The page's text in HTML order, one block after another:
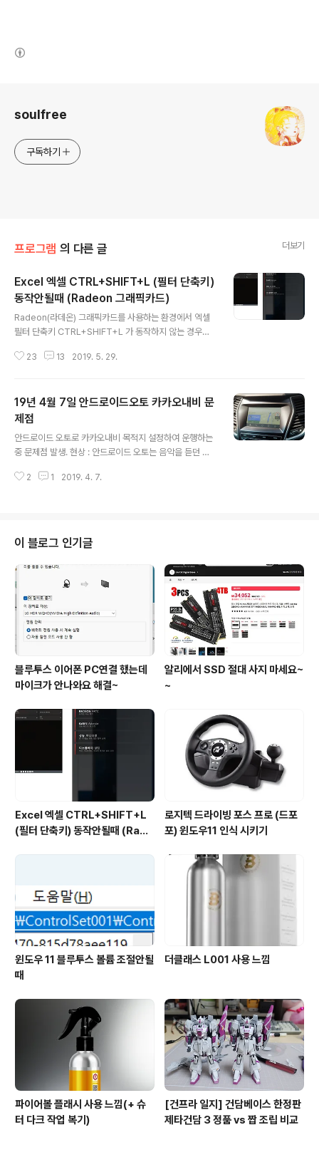
soulfree
구독하기
프로그램 의 다른 글 더보기
Excel 엑셀 CTRL+SHIFT+L (필터 단축키)
동작안될때 (Radeon 그래픽카드)
Radeon(라데온) 그래픽카드를 사용하는 환경에서 엑셀
필터 단축키 CTRL+SHIFT+L 가 동작하지 않는 경우에
치하면 Radeon Overlay라는 기능이 활성화됨. 이놈의
되는 듯 - 해결 Radeon Overlay는 이제껏 쓴일이 없고
앞으로도 쓸일 없으니 Radeon Overlay를 비활성화 한
다. 비활성화 후 와트맨 설정도 유지되므로 내겐 무쓸모 일
듯? 22년 4월 기준 22.3.2 버전에서의 방법 입니다. 라데
상단 톱니바퀴 모양을 눌러 설정메뉴에 진..
23 13 2019. 5. 29.
19년 4월 7일 안드로이드오토 카카오내비 문
제점
안드로이드 오토로 카카오내비 목적지 설정하여 운행하는
중 문제점 발생. 현상 : 안드로이드 오토는 음악을 듣던 중
나오는 등의 알림이 필요하면 화면 상단에 화면의 약 1/6
면이 원상복귀 잘되지만 터널 집입 시 안내 후에 정상화면
으로 복귀 안되어 해당 현상이 보는 것으로 추측됨.안드로
이드 오토의 다른 메뉴에서는 발생안되며, 카카오내비 맵
과 안드로이드 오토의 이전 버전에서는 터널 진입 시 이런
문제가 없었던 것 을 봐서는 두 앱 중에 하나가 문제가 있는
듯... 정상 복구 방법 : ..
2 1 2019. 4. 7.
이 블로그 인기글
블루투스 이어폰 PC연결 했는데
마이크가 안나와요 해결~
알리에서 SSD 절대 사지 마세요~
~
Excel 엑셀 CTRL+SHIFT+L
(필터 단축키) 동작안될때 (Rade
로지텍 드라이빙 포스 프로 (드포
포) 윈도우11 인식 시키기
윈도우 11 블루투스 볼륨 조절안될
때
더클래스 L001 사용 느낌
파이어볼 플래시 사용 느낌(+ 슈
터 다크 작업 복기)
[건프라 일지] 건담베이스 한정판
제타건담 3 정품 vs 짭 조립 비교